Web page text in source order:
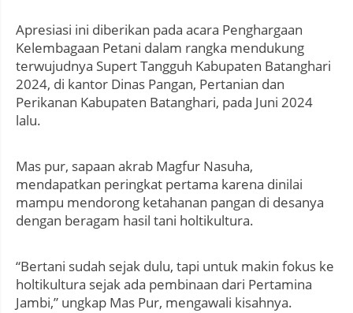
Apresiasi ini diberikan pada acara Penghargaan
Kelembagaan Petani dalam rangka mendukung
terwujudnya Supert Tangguh Kabupaten Batanghari
2024, di kantor Dinas Pangan, Pertanian dan
Perikanan Kabupaten Batanghari, pada Juni 2024
lalu.
Mas pur, sapaan akrab Magfur Nasuha,
mendapatkan peringkat pertama karena dinilai
mampu mendorong ketahanan pangan di desanya
dengan beragam hasil tani holtikultura.
“Bertani sudah sejak dulu, tapi untuk makin fokus ke
holtikultura sejak ada pembinaan dari Pertamina
Jambi,” ungkap Mas Pur, mengawali kisahnya.